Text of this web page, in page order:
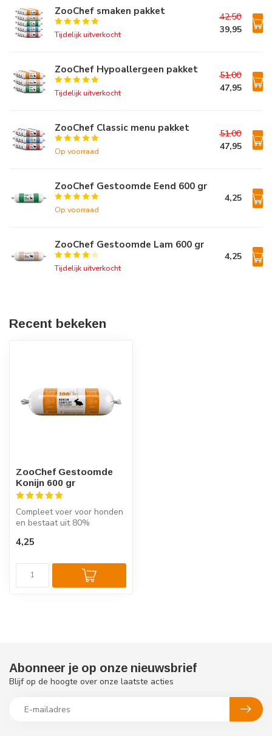
ZooChef smaken pakket
Tijdelijk uitverkocht
42,50
39,95
ZooChef Hypoallergeen pakket
Tijdelijk uitverkocht
51,00
47,95
ZooChef Classic menu pakket
Op voorraad
51,00
47,95
ZooChef Gestoomde Eend 600 gr
Op voorraad
4,25
ZooChef Gestoomde Lam 600 gr
Tijdelijk uitverkocht
4,25
Recent bekeken
ZooChef Gestoomde
Konijn 600 gr
Compleet voer voor honden
en bestaat uit 80%
groenten, frui...
4,25
Abonneer je op onze nieuwsbrief
Blijf op de hoogte over onze laatste acties